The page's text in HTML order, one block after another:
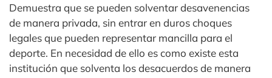
Demuestra que se pueden solventar desavenencias
de manera privada, sin entrar en duros choques
legales que pueden representar mancilla para el
deporte. En necesidad de ello es como existe esta
institución que solventa los desacuerdos de manera